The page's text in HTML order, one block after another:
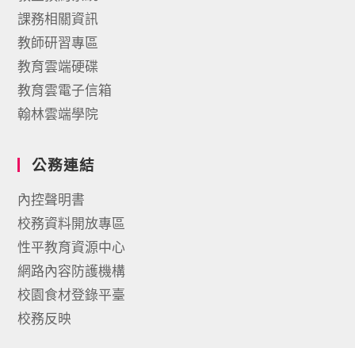
課務相關資訊
教師研習專區
教育雲端硬碟
教育雲電子信箱
翰林雲端學院
公務連結
內控聲明書
校務資料開放專區
性平教育資源中心
網路內容防護機構
校園食材登錄平臺
校務反映